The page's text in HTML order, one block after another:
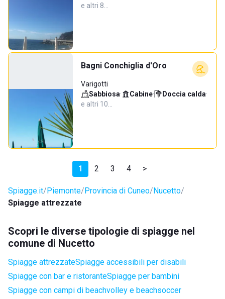
e altri 8…
Bagni Conchiglia d'Oro
Varigotti
Sabbiosa· Cabine· Doccia calda·
e altri 10…
1 2 3 4 >
Spiagge.it Piemonte Provincia di Cuneo Nucetto
Spiagge attrezzate
Scopri le diverse tipologie di spiagge nel
comune di Nucetto
Spiagge attrezzateSpiagge accessibili per disabili
Spiagge con bar e ristoranteSpiagge per bambini
Spiagge con campi di beachvolley e beachsoccer